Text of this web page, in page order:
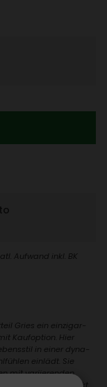
Aufwand inkl. BK
Gries ein einzig­ar­
Kauf­op­tion. Hier
in einer dyna­
einlädt. Sie
mit vari­ie­renden